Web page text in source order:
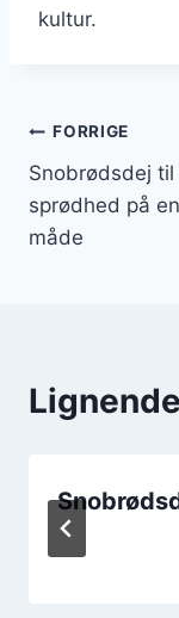
kultur.
FORRIGE
Snobrødsdej
sprødhed på
måde